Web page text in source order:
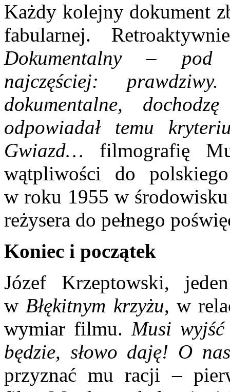
Każdy kolejny dokument
fabularnej.
Dokumentalny – pod
najczęściej:
dokumentalne,
odpowiadał temu
Gwiazd… filmografię
wątpliwości do
w roku 1955 w środowisku
reżysera do pełnego
Koniec i początek
Józef Krzeptowski,
w Błękitnym krzyżu, w
wymiar filmu.Musi
będzie, słowo daję! O
przyznać mu racji –